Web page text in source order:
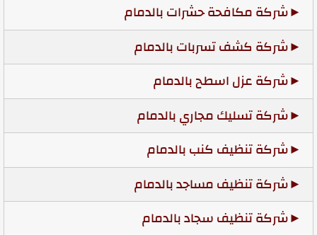
شركة مكافحة حشرات بالدمام
شركة كشف تسربات بالدمام
شركة عزل اسطح بالدمام
شركة تسليك مجاري بالدمام
شركة تنظيف كنب بالدمام
شركة تنظيف مساجد بالدمام
شركة تنظيف سجاد بالدمام